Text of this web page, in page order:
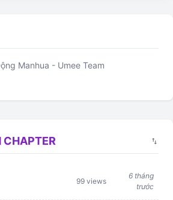
Manhua - Umee Team
CHAPTER swap_vert
99 views
6 tháng
trước